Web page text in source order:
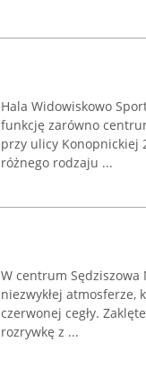
Hala Widowiskowo
funkcję zarówno
przy ulicy Konopnickiej
różnego rodzaju ...
W centrum Sędziszowa
niezwykłej atmosferze,
czerwonej cegły.
rozrywkę z ...